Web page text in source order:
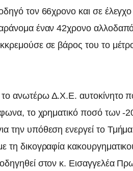
τον 66χρονο και σε
έναν 42χρονο
σε βάρος του το
ανωτέρω Δ.Χ.Ε. αυτοκίνητο
το χρηματικό ποσό των -
την υπόθεση ενεργεί το
τη δικογραφία
στον κ. Εισαγγελέα